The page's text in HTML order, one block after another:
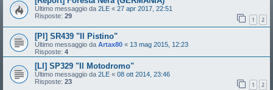
Ultimo messaggio da 2LE « 27 apr 2017, 22:51
Risposte: 29 1 2
[PI] SR439 "Il Pistino"
Ultimo messaggio da Artax80 « 13 mag 2015, 12:23
Risposte: 4
[LI] SP329 "Il Motodromo"
Ultimo messaggio da 2LE « 08 ott 2014, 23:46
Risposte: 23 1 2